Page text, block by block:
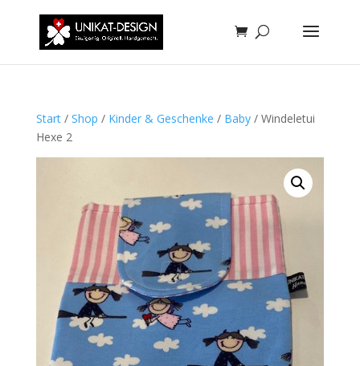
Start/ Shop / Kinder & Geschenke / Baby/ Windeletui
Hexe 2